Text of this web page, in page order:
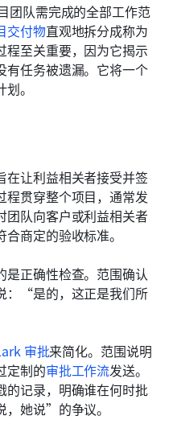
团队需完成的全部工作范
交付物直观地拆分成称为
程至关重要，因为它揭示
有任务被遗漏。它将一个
。
在让利益相关者接受并签
程贯穿整个项目，通常发
团队向客户或利益相关者
商定的验收标准。
是正确性检查。范围确认
：“是的，这正是我们所
审批来简化。范围说明
定制的审批工作流发送。
的记录，明确谁在何时批
她说”的争议。